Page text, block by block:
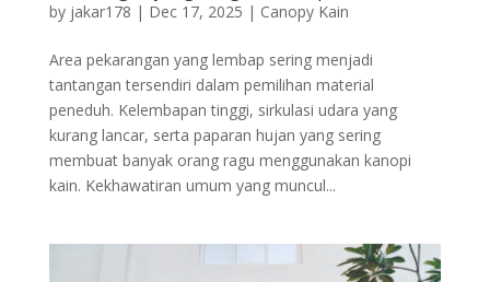
by jakar178 | Dec 17, 2025 | Canopy Kain
Area pekarangan yang lembap sering menjadi
tantangan tersendiri dalam pemilihan material
peneduh. Kelembapan tinggi, sirkulasi udara yang
kurang lancar, serta paparan hujan yang sering
membuat banyak orang ragu menggunakan kanopi
kain. Kekhawatiran umum yang muncul...